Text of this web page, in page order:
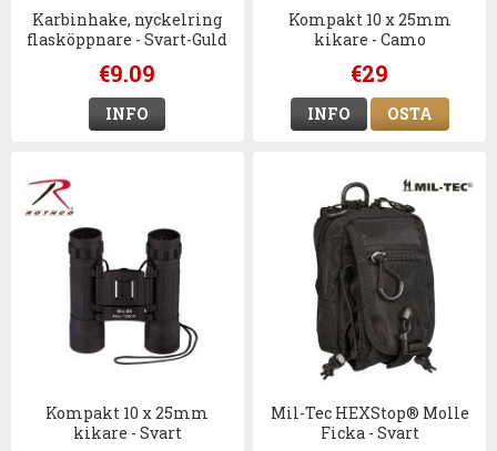
Karbinhake, nyckelring
flasköppnare - Svart-Guld
€9.09
INFO
Kompakt 10 x 25mm
kikare - Camo
€29
INFO OSTA
Kompakt 10 x 25mm
kikare - Svart
Mil-Tec HEXStop® Molle
Ficka - Svart